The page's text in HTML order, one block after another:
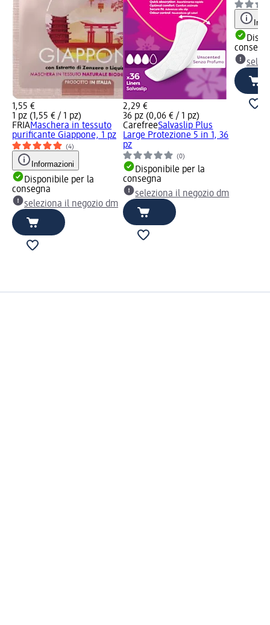
1,55 €
1 pz (1,55 € / 1 pz)
FRIAMaschera in tessuto
purificante Giappone, 1 pz
(4)
Informazioni
Disponibile per la
consegna
seleziona il negozio dm
2,29 €
36 pz (0,06 € / 1 pz)
CarefreeSalvaslip Plus
Large Protezione 5 in 1, 36
pz
(0)
Disponibile per la
consegna
seleziona il negozio dm